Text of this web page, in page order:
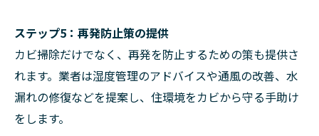
ステップ5：再発防止策の提供
カビ掃除だけでなく、再発を防止するための策も提供さ
れます。業者は湿度管理のアドバイスや通風の改善、水
漏れの修復などを提案し、住環境をカビから守る手助け
をします。